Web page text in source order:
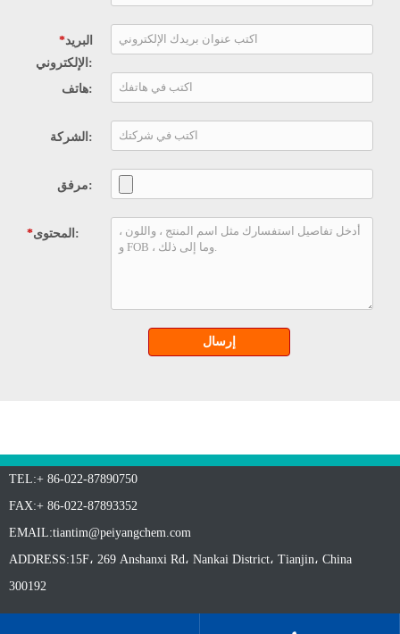
*البريد
الإلكتروني:
هاتف:
الشركة:
مرفق:
* المحتوى:
إرسال
TEL:+ 86-022-87890750
FAX:+ 86-022-87893352
EMAIL:tiantim@peiyangchem.com
ADDRESS:15F، 269 Anshanxi Rd، Nankai District، Tianjin، China
300192